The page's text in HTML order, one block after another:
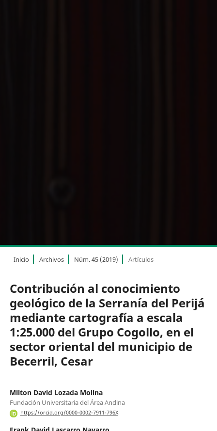
Inicio Archivos Núm. 45 (2019) Artículos
Contribución al conocimiento
geológico de la Serranía del Perijá
mediante cartografía a escala
1:25.000 del Grupo Cogollo, en el
sector oriental del municipio de
Becerril, Cesar
Milton David Lozada Molina
Fundación Universitaria del Área Andina
https://orcid.org/0000-0002-7911-796X